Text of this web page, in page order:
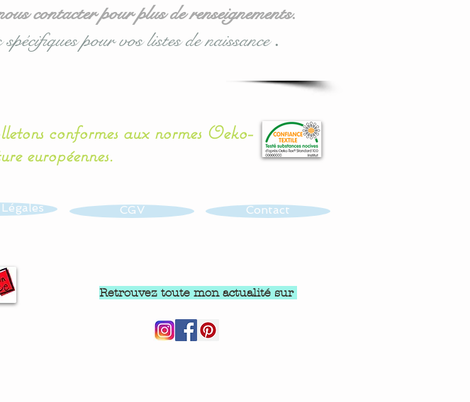
contacter pour plus de renseignements.
pour vos listes de naissance.
conformes aux normes Oeko-
européennes.
CGV Contact
Retrouvez toute mon actualité sur